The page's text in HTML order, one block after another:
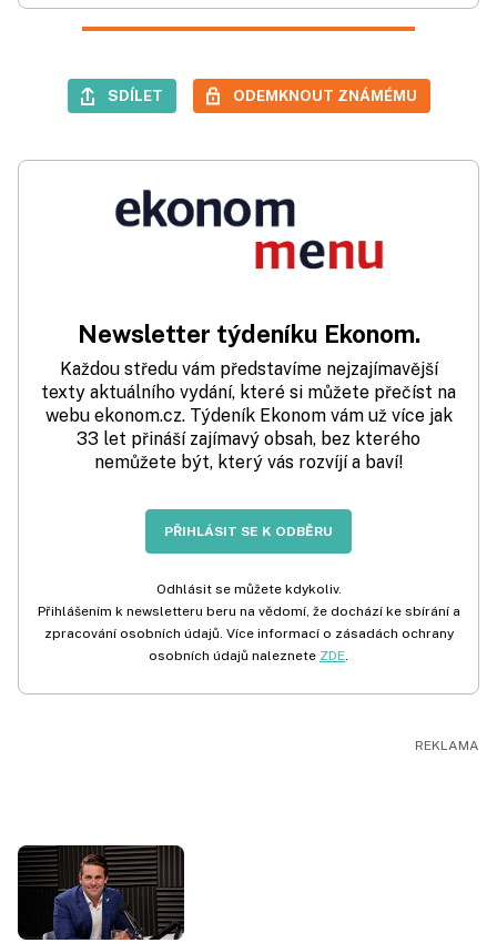
SDÍLET ODEMKNOUT ZNÁMÉMU
Newsletter týdeníku Ekonom.
Každou středu vám představíme nejzajímavější
texty aktuálního vydání, které si můžete přečíst na
webu ekonom.cz. Týdeník Ekonom vám už více jak
33 let přináší zajímavý obsah, bez kterého
nemůžete být, který vás rozvíjí a baví!
PŘIHLÁSIT SE K ODBĚRU
Odhlásit se můžete kdykoliv.
Přihlášením k newsletteru beru na vědomí, že dochází ke sbírání a
zpracování osobních údajů. Více informací o zásadách ochrany
osobních údajů naleznete ZDE.